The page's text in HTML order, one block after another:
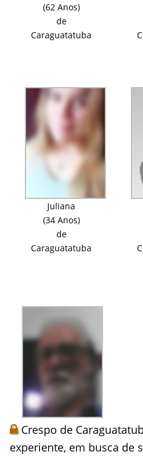
(62 Anos)
de
Caraguatatuba
Juliana
(34 Anos)
de
Caraguatatuba
Crespo de
experiente, em busca de